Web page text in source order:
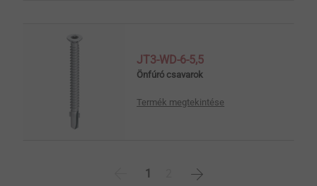
JT3-WD-6-5,5
Önfúró csavarok
Termék megtekintése
1